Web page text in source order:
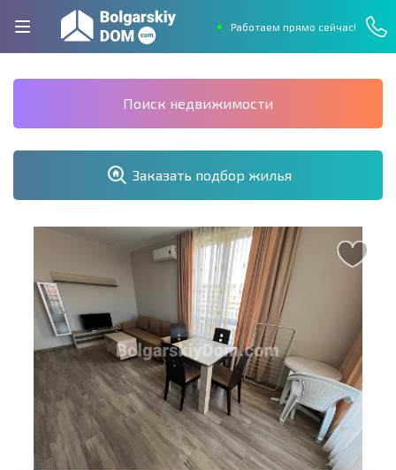
Работаем прямо сейчас!
Поиск недвижимости
Заказать подбор жилья